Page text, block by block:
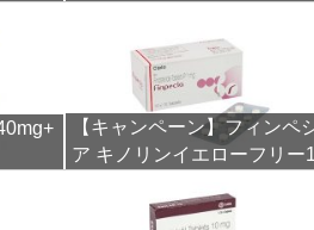
【キャンペーン】フィンペ
ア キノリンイエローフリー